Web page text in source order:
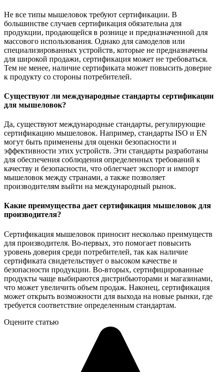
Не все типы мышеловок требуют сертификации. В
большинстве случаев сертификация обязательна для
продукции, продающейся в рознице и предназначенной для
массового использования. Однако для самоделов или
специализированных устройств, которые не предназначены
для широкой продажи, сертификация может не требоваться.
Тем не менее, наличие сертификата может повысить доверие
к продукту со стороны потребителей.
Существуют ли международные стандарты сертификации
для мышеловок?
Да, существуют международные стандарты, регулирующие
сертификацию мышеловок. Например, стандарты ISO и EN
могут быть применены для оценки безопасности и
эффективности этих устройств. Эти стандарты разработаны
для обеспечения соблюдения определенных требований к
качеству и безопасности, что облегчает экспорт и импорт
мышеловок между странами, а также позволяет
производителям выйти на международный рынок.
Какие преимущества дает сертификация мышеловок для
производителя?
Сертификация мышеловок приносит несколько преимуществ
для производителя. Во-первых, это помогает повысить
уровень доверия среди потребителей, так как наличие
сертификата свидетельствует о высоком качестве и
безопасности продукции. Во-вторых, сертифицированные
продукты чаще выбираются дистрибьюторами и магазинами,
что может увеличить объем продаж. Наконец, сертификация
может открыть возможности для выхода на новые рынки, где
требуется соответствие определенным стандартам.
Оцените статью